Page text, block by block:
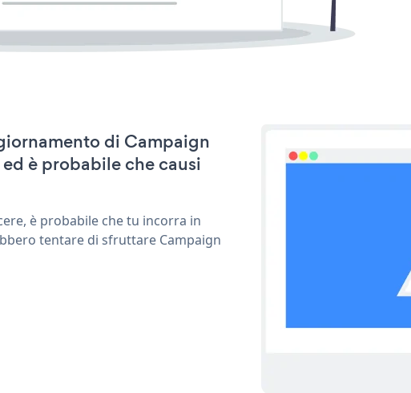
di Campaign
è probabile che causi
è probabile che tu incorra in
tentare di sfruttare Campaign